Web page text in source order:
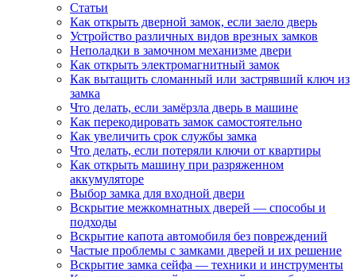
Статьи
Как открыть дверной замок, если заело дверь
Устройство различных видов врезных замков
Неполадки в замочном механизме двери
Как открыть электромагнитный замок
Как вытащить сломанный или застрявший ключ из
замка
Что делать, если замёрзла дверь в машине
Как перекодировать замок самостоятельно
Как увеличить срок службы замка
Что делать, если потеряли ключи от квартиры
Как открыть машину при разряженном
аккумуляторе
Выбор замка для входной двери
Вскрытие межкомнатных дверей — способы и
подходы
Вскрытие капота автомобиля без повреждений
Частые проблемы с замками дверей и их решение
Вскрытие замка сейфа — техники и инструменты